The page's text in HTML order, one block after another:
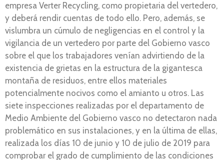
empresa Verter Recycling, como propietaria del vertedero,
y deberá rendir cuentas de todo ello. Pero, además, se
vislumbra un cúmulo de negligencias en el control y la
vigilancia de un vertedero por parte del Gobierno vasco
sobre el que los trabajadores venían advirtiendo de la
existencia de grietas en la estructura de la gigantesca
montaña de residuos, entre ellos materiales
potencialmente nocivos como el amianto u otros. Las
siete inspecciones realizadas por el departamento de
Medio Ambiente del Gobierno vasco no detectaron nada
problemático en sus instalaciones, y en la última de ellas,
realizada los días 10 de junio y 10 de julio de 2019 para
comprobar el grado de cumplimiento de las condiciones